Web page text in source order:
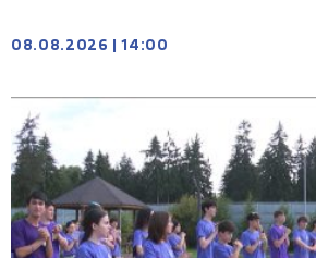
08.08.2026 14:00